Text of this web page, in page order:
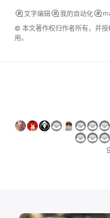
文字编辑 我的自动化
© 本文著作权归作者所有，并
用。